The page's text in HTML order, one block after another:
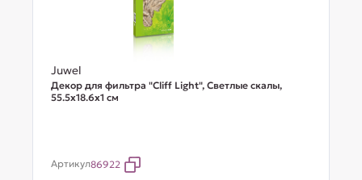
Juwel
Декор для фильтра "Cliff Light", Светлые скалы,
55.5х18.6х1 см
Артикул86922